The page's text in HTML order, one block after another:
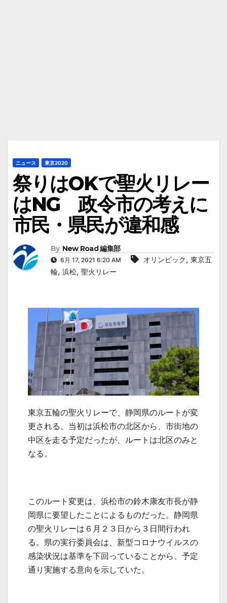
ニュース 東京2020
祭りはOKで聖火リレー
はNG 政令市の考えに
市民・県民が違和感
By New Road 編集部
6月 17, 2021 6:20 AM オリンピック, 東京五
輪, 浜松, 聖火リレー
東京五輪の聖火リレーで、静岡県のルートが変
更される。当初は浜松市の北区から、市街地の
中区を走る予定だったが、ルートは北区のみと
なる。
このルート変更は、浜松市の鈴木康友市長が静
岡県に要望したことによるものだった。静岡県
の聖火リレーは６月２３日から３日間行われ
る。県の実行委員会は、新型コロナウイルスの
感染状況は基準を下回っていることから、予定
通り実施する意向を示していた。